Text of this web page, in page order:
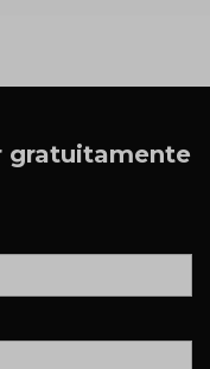
gratuitamente